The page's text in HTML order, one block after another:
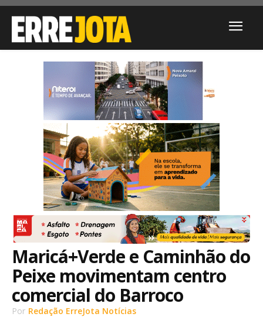
Maricá+Verde e Caminhão do
Peixe movimentam centro
comercial do Barroco
Por Redação ErreJota Notícias